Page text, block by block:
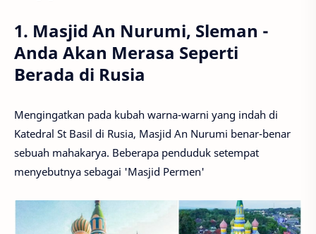
1. Masjid An Nurumi, Sleman -
Anda Akan Merasa Seperti
Berada di Rusia
Mengingatkan pada kubah warna-warni yang indah di
Katedral St Basil di Rusia, Masjid An Nurumi benar-benar
sebuah mahakarya. Beberapa penduduk setempat
menyebutnya sebagai 'Masjid Permen'